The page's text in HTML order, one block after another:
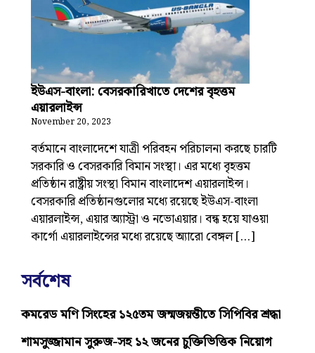
ইউএস-বাংলা: বেসরকারিখাতে দেশের বৃহত্তম
এয়ারলাইন্স
November 20, 2023
বর্তমানে বাংলাদেশে যাত্রী পরিবহন পরিচালনা করছে চারটি
সরকারি ও বেসরকারি বিমান সংস্থা। এর মধ্যে বৃহত্তম
প্রতিষ্ঠান রাষ্ট্রীয় সংস্থা বিমান বাংলাদেশ এয়ারলাইন্স।
বেসরকারি প্রতিষ্ঠানগুলোর মধ্যে রয়েছে ইউএস-বাংলা
এয়ারলাইন্স, এয়ার অ্যাস্ট্রা ও নভোএয়ার। বন্ধ হয়ে যাওয়া
কার্গো এয়ারলাইন্সের মধ্যে রয়েছে অ্যারো বেঙ্গল […]
সর্বশেষ
কমরেড মণি সিংহের ১২৫তম জন্মজয়ন্তীতে সিপিবির শ্রদ্ধা
শামসুজ্জামান সুরুজ-সহ ১২ জনের চুক্তিভিত্তিক নিয়োগ